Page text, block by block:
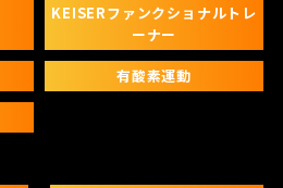
KEISERファンクショナルトレ
ーナー
有酸素運動